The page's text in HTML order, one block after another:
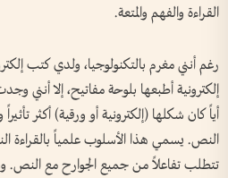
القراءة والفهم والمتعة.
رغم أنني مغرم بالتكنولوجيا، ولدي كتب
إلكترونية أطبعها بلوحة مفاتيح، إلا أنني
أياً كان شكلها (إلكترونية أو ورقية) أكثر
تتطلب تفاعلاً من جميع الجوارح مع النص.